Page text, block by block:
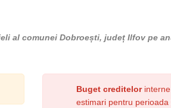
al comunei Dobroești, județ Ilfov pe
Buget creditelorinterne
estimari pentru perioada